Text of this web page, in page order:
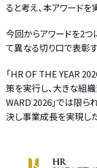
ると考え、本アワードを
今回からアワードを2
て異なる切り口で表彰
「HR OF THE YEAR
策を実行し、大きな組
WARD 2026」では限ら
決し事業成長を実現し